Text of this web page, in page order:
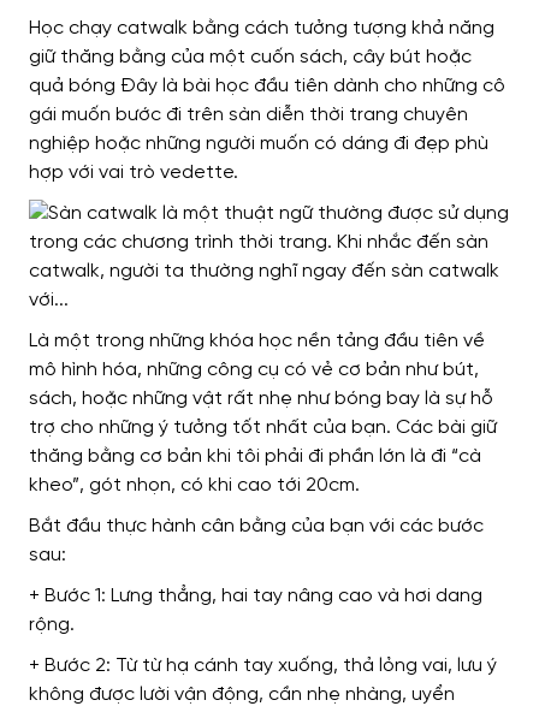
Học chạy catwalk bằng cách tưởng tượng khả năng
giữ thăng bằng của một cuốn sách, cây bút hoặc
quả bóng Đây là bài học đầu tiên dành cho những cô
gái muốn bước đi trên sàn diễn thời trang chuyên
nghiệp hoặc những người muốn có dáng đi đẹp phù
hợp với vai trò vedette.
Là một trong những khóa học nền tảng đầu tiên về
mô hình hóa, những công cụ có vẻ cơ bản như bút,
sách, hoặc những vật rất nhẹ như bóng bay là sự hỗ
trợ cho những ý tưởng tốt nhất của bạn. Các bài giữ
thăng bằng cơ bản khi tôi phải đi phần lớn là đi “cà
kheo”, gót nhọn, có khi cao tới 20cm.
Bắt đầu thực hành cân bằng của bạn với các bước
sau:
+ Bước 1: Lưng thẳng, hai tay nâng cao và hơi dang
rộng.
+ Bước 2: Từ từ hạ cánh tay xuống, thả lỏng vai, lưu ý
không được lười vận động, cần nhẹ nhàng, uyển